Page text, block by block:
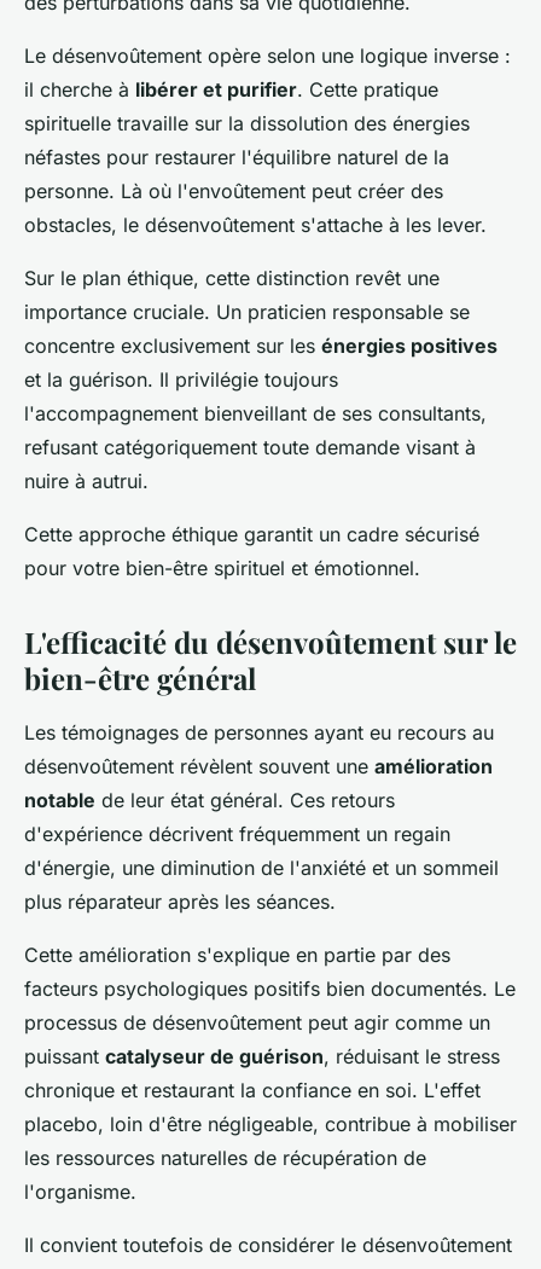
Le désenvoûtement opère selon une logique inverse :
il cherche à libérer et purifier. Cette pratique
spirituelle travaille sur la dissolution des énergies
néfastes pour restaurer l'équilibre naturel de la
personne. Là où l'envoûtement peut créer des
obstacles, le désenvoûtement s'attache à les lever.
Sur le plan éthique, cette distinction revêt une
importance cruciale. Un praticien responsable se
concentre exclusivement sur les énergies positives
et la guérison. Il privilégie toujours
l'accompagnement bienveillant de ses consultants,
refusant catégoriquement toute demande visant à
nuire à autrui.
Cette approche éthique garantit un cadre sécurisé
pour votre bien-être spirituel et émotionnel.
L'efficacité du désenvoûtement sur le
bien-être général
Les témoignages de personnes ayant eu recours au
désenvoûtement révèlent souvent une amélioration
notable de leur état général. Ces retours
d'expérience décrivent fréquemment un regain
d'énergie, une diminution de l'anxiété et un sommeil
plus réparateur après les séances.
Cette amélioration s'explique en partie par des
facteurs psychologiques positifs bien documentés. Le
processus de désenvoûtement peut agir comme un
puissant catalyseur de guérison, réduisant le stress
chronique et restaurant la confiance en soi. L'effet
placebo, loin d'être négligeable, contribue à mobiliser
les ressources naturelles de récupération de
l'organisme.
Il convient toutefois de considérer le désenvoûtement